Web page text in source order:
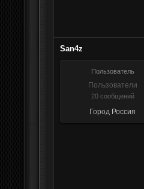
San4z
Пользователь
Пользователи
20 сообщений
Город Россия